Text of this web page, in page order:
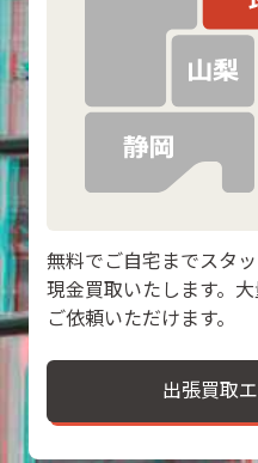
無料でご自宅までスタ
現金買取いたします。
ご依頼いただけます。
出張買取